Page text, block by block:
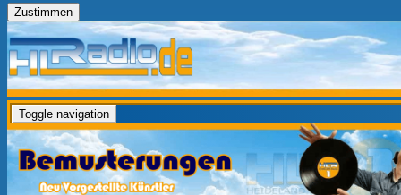
Zustimmen
Toggle navigation